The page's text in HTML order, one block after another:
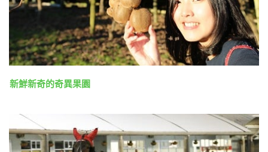
新鮮新奇的奇異果園